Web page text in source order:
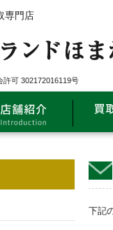
専門店
許可 302172016119号
下記